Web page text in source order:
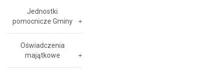
Jednostki
pomocnicze Gminy
Oświadczenia
majątkowe